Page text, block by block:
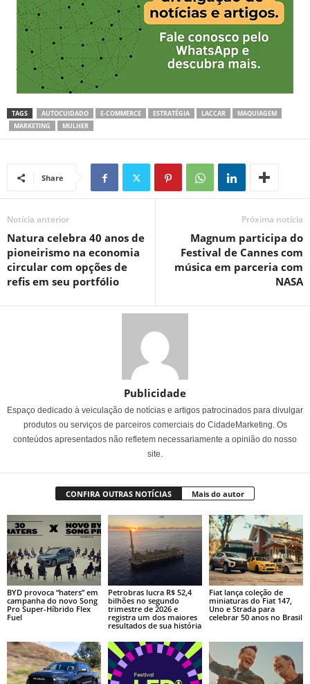
TAGS AUTOCUIDADO E-COMMERCE ESTRATÉGIA LACCAR
MAQUIAGEM
MARKETING
MULHER
Share
Notícia anterior
Natura celebra 40 anos de
pioneirismo na economia
circular com opções de
refis em seu portfólio
Próxima notícia
Magnum participa do
Festival de Cannes com
música em parceria com
NASA
Publicidade
Espaço dedicado à veiculação de notícias e artigos patrocinados para divulgar
produtos ou serviços de parceiros comerciais do CidadeMarketing. Os
conteúdos apresentados não refletem necessariamente a opinião do nosso
site.
CONFIRA OUTRAS NOTÍCIAS Mais do autor
BYD provoca “haters” em
campanha do novo Song
Pro Super-Híbrido Flex
Fuel
Petrobras lucra R$ 52,4
bilhões no segundo
trimestre de 2026 e
registra um dos maiores
resultados de sua história
Fiat lança coleção de
miniaturas do Fiat 147,
Uno e Strada para
celebrar 50 anos no Brasil